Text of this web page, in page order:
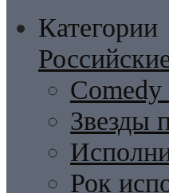
Категории
Звезды
Рок